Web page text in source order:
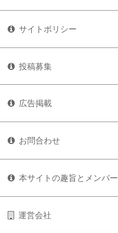
サイトポリシー
投稿募集
広告掲載
お問合わせ
本サイトの趣旨とメンバー
運営会社